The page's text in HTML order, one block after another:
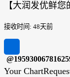
【大润发优鲜
接收时间: 48天前
Your